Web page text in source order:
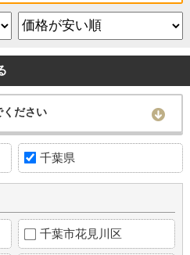
ください
千葉県
千葉市花見川区